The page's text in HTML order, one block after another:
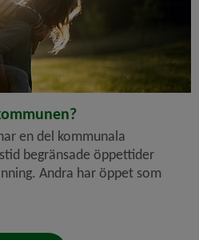
en del kommunala
begränsade öppettider
Andra har öppet som